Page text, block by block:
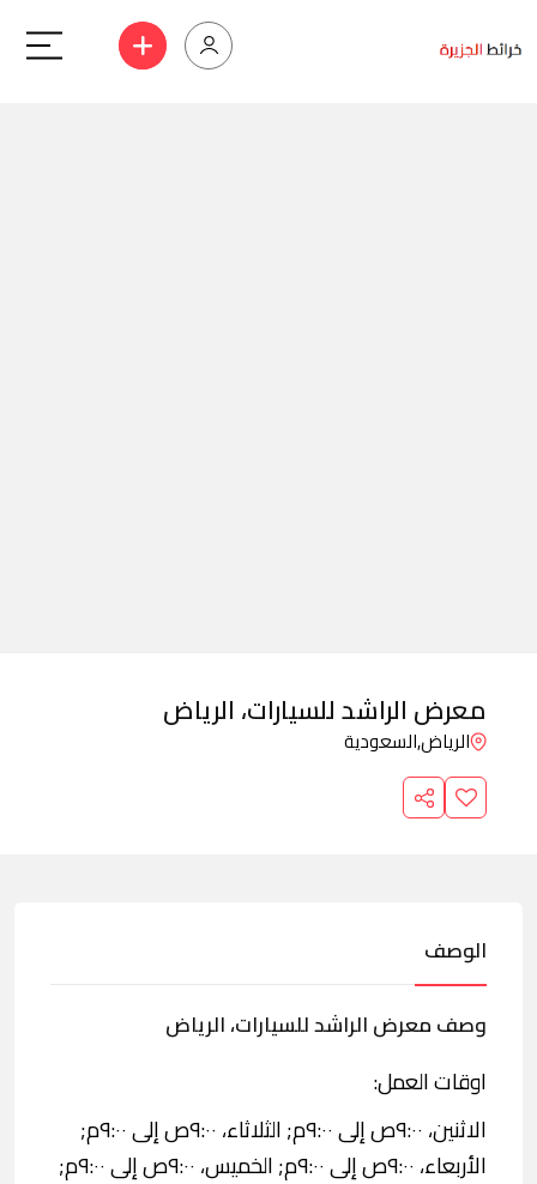
معرض الراشد للسيارات، الرياض
الرياض,السعودية
الوصف
وصف معرض الراشد للسيارات، الرياض
اوقات العمل:
الاثنين، ٩:٠٠ص إلى ٩:٠٠م; الثلاثاء، ٩:٠٠ص إلى ٩:٠٠م;
الأربعاء، ٩:٠٠ص إلى ٩:٠٠م; الخميس، ٩:٠٠ص إلى ٩:٠٠م;